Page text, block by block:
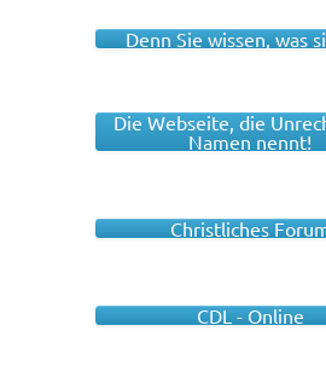
Denn Sie wissen, was
Die Webseite, die
Namen nennt!
Christliches
CDL - Online